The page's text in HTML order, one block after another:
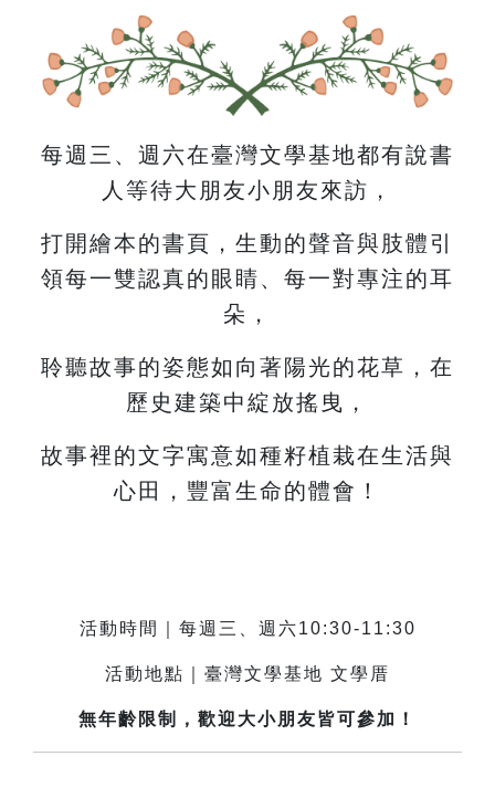
每週三、週六在臺灣文學基地都有說書
人等待大朋友小朋友來訪，
打開繪本的書頁，生動的聲音與肢體引
領每一雙認真的眼睛、每一對專注的耳
朵，
聆聽故事的姿態如向著陽光的花草，在
歷史建築中綻放搖曳，
故事裡的文字寓意如種籽植栽在生活與
心田，豐富生命的體會！
活動時間｜每週三、週六10:30-11:30
活動地點｜臺灣文學基地 文學厝
無年齡限制，歡迎大小朋友皆可參加！